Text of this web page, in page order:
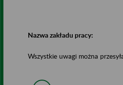
Nazwa zakładu pracy:
Wszystkie uwagi można